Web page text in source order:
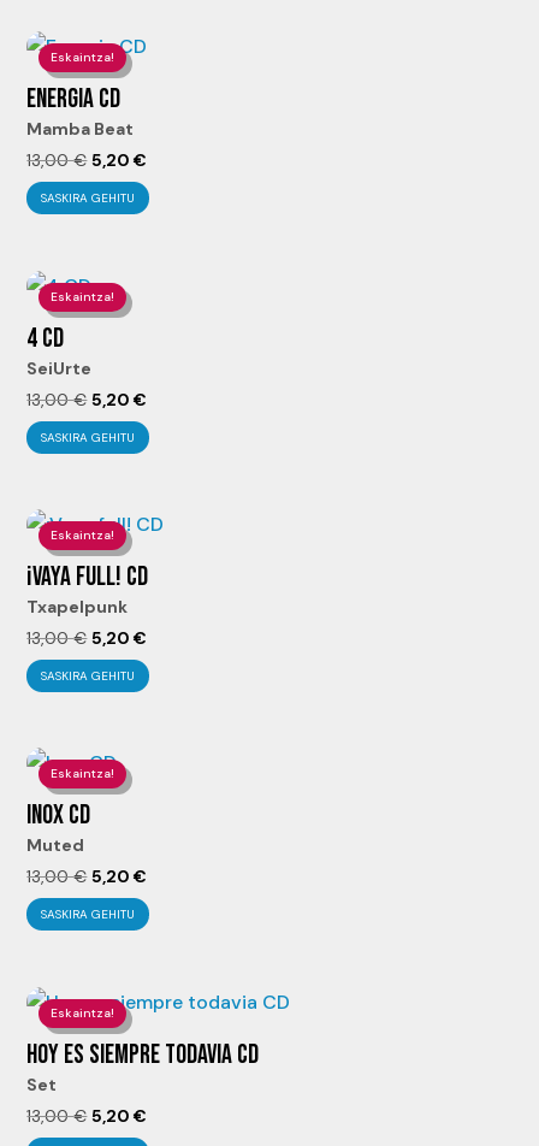
13,00 €.
Eskaintza!
ENERGIA CD
Mamba Beat
13,00€El
precio
original
13,00 €.
5,20€
precio
SASKIRA GEHITU
Eskaintza!
4 CD
SeiUrte
13,00€El
precio
original
13,00 €.
5,20€
precio
5,20 €.
SASKIRA GEHITU
Eskaintza!
¡VAYA FULL! CD
Txapelpunk
13,00€El
precio
original
13,00 €.
5,20€
precio
SASKIRA GEHITU
Eskaintza!
INOX CD
Muted
13,00€El
precio
original
13,00 €.
5,20€
precio
5,20 €.
SASKIRA GEHITU
Eskaintza!
HOY ES SIEMPRE TODAVIA CD
Set
13,00€El
5,20€